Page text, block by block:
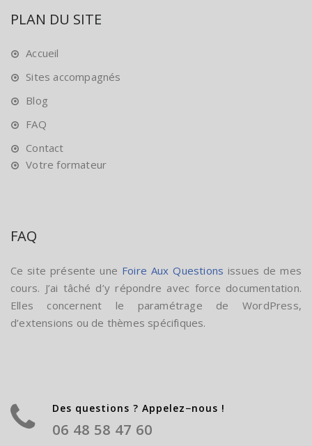
PLAN DU SITE
Accueil
Sites accompagnés
Blog
FAQ
Contact
Votre formateur
FAQ
Ce site présente une Foire Aux Questions issues de mes
cours. J’ai tâché d’y répondre avec force documentation.
Elles concernent le paramétrage de WordPress,
d’extensions ou de thèmes spécifiques.
Des questions ? Appelez−nous !
06 48 58 47 60